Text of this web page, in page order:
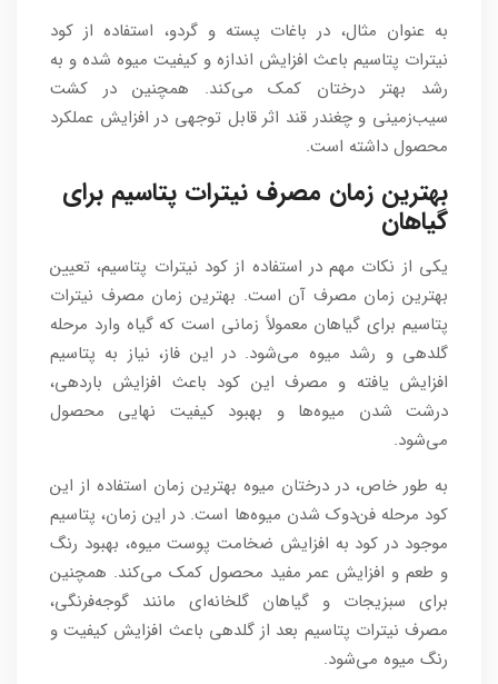
به عنوان مثال، در باغات پسته و گردو، استفاده از کود
نیترات پتاسیم باعث افزایش اندازه و کیفیت میوه شده و به
رشد بهتر درختان کمک می‌کند. همچنین در کشت
سیب‌زمینی و چغندر قند اثر قابل توجهی در افزایش عملکرد
محصول داشته است.
بهترین زمان مصرف نیترات پتاسیم برای
گیاهان
یکی از نکات مهم در استفاده از کود نیترات پتاسیم، تعیین
بهترین زمان مصرف آن است. بهترین زمان مصرف نیترات
پتاسیم برای گیاهان معمولاً زمانی است که گیاه وارد مرحله
گلدهی و رشد میوه می‌شود. در این فاز، نیاز به پتاسیم
افزایش یافته و مصرف این کود باعث افزایش باردهی،
درشت شدن میوه‌ها و بهبود کیفیت نهایی محصول
می‌شود.
به طور خاص، در درختان میوه بهترین زمان استفاده از این
کود مرحله فن‌دوک شدن میوه‌ها است. در این زمان، پتاسیم
موجود در کود به افزایش ضخامت پوست میوه، بهبود رنگ
و طعم و افزایش عمر مفید محصول کمک می‌کند. همچنین
برای سبزیجات و گیاهان گلخانه‌ای مانند گوجه‌فرنگی،
مصرف نیترات پتاسیم بعد از گلدهی باعث افزایش کیفیت و
رنگ میوه می‌شود.